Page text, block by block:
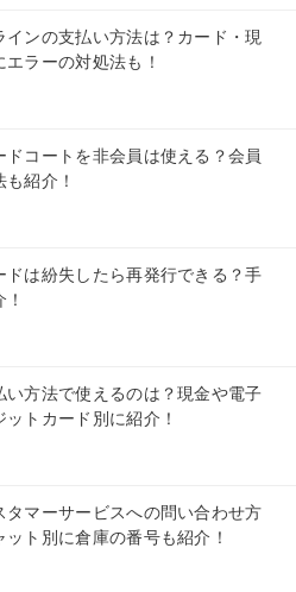
インの支払い方法は？カード・現
ラーの対処法も！
ドコートを非会員は使える？会員
紹介！
ドは紛失したら再発行できる？手
い方法で使えるのは？現金や電子
トカード別に紹介！
タマーサービスへの問い合わせ方
ト別に倉庫の番号も紹介！